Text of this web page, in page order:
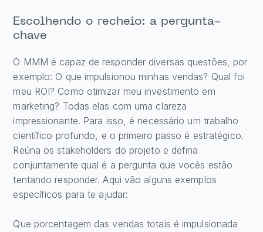
Escolhendo o recheio: a pergunta-
chave
O MMM é capaz de responder diversas questões, por
exemplo: O que impulsionou minhas vendas? Qual foi
meu ROI? Como otimizar meu investimento em
marketing? Todas elas com uma clareza
impressionante. Para isso, é necessário um trabalho
científico profundo, e o primeiro passo é estratégico.
Reúna os stakeholders do projeto e defina
conjuntamente qual é a pergunta que vocês estão
tentando responder. Aqui vão alguns exemplos
específicos para te ajudar:
Que porcentagem das vendas totais é impulsionada